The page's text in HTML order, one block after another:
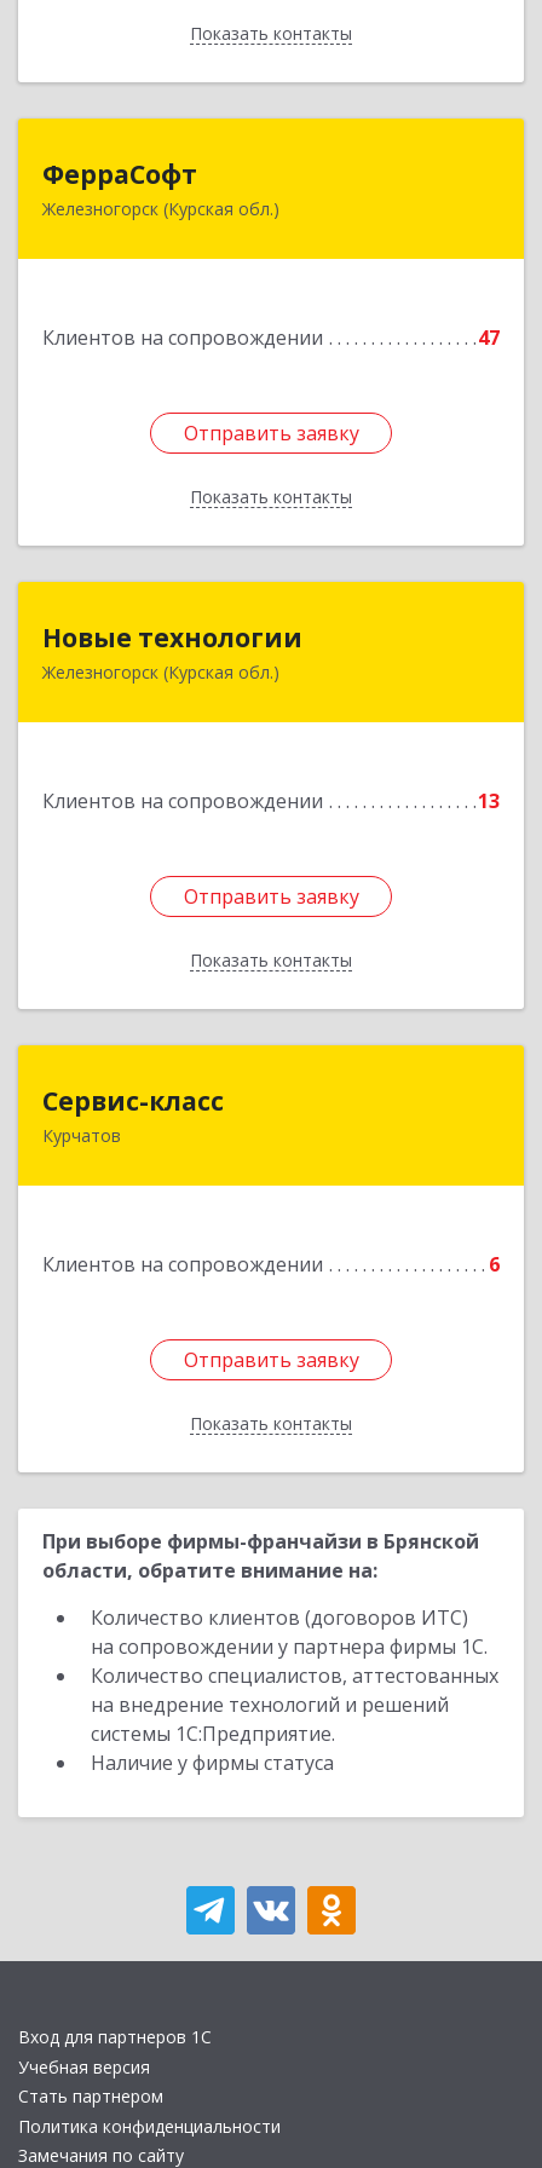
Показать контакты
Назад
ФерраСофт
Железногорск (Курская обл.)
Клиентов на сопровождении 47
Отправить заявку
Показать контакты
307179, Курская обл, Железногорск г, Ленина ул,
Отправить заявку
Назад
Новые технологии
Железногорск (Курская обл.)
Клиентов на сопровождении 13
Отправить заявку
Показать контакты
307170, Курская обл, Железногорский р-н,
Подробнее
Отправить заявку
Назад
Сервис-класс
Курчатов
Клиентов на сопровождении 6
Отправить заявку
Показать контакты
Подробнее
Отправить заявку
Назад
При выборе фирмы-франчайзи в Брянской
области, обратите внимание на:
Количество клиентов (договоров ИТС)
на сопровождении у партнера фирмы 1С.
Количество специалистов, аттестованных
на внедрение технологий и решений
системы 1С:Предприятие.
Наличие у фирмы статуса
Вход для партнеров 1С
Учебная версия
Стать партнером
Политика конфиденциальности
Замечания по сайту